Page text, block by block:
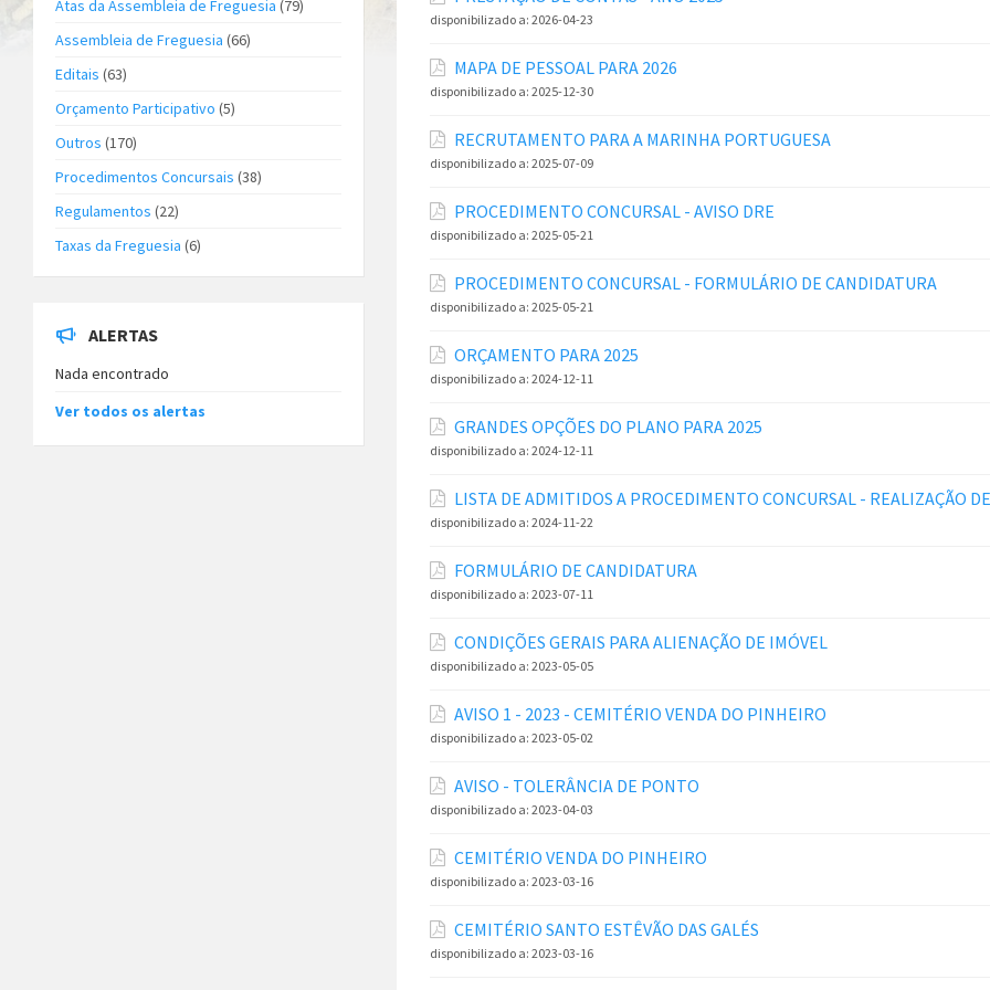
disponibilizado a: 2026-04-23
MAPA DE PESSOAL PARA 2026
disponibilizado a: 2025-12-30
RECRUTAMENTO PARA A MARINHA PORTUGUESA
disponibilizado a: 2025-07-09
PROCEDIMENTO CONCURSAL - AVISO DRE
disponibilizado a: 2025-05-21
PROCEDIMENTO CONCURSAL - FORMULÁRIO DE CANDIDATURA
disponibilizado a: 2025-05-21
ORÇAMENTO PARA 2025
disponibilizado a: 2024-12-11
GRANDES OPÇÕES DO PLANO PARA 2025
disponibilizado a: 2024-12-11
LISTA DE ADMITIDOS A PROCEDIMENTO CONCURSAL - REALIZAÇÃO
disponibilizado a: 2024-11-22
FORMULÁRIO DE CANDIDATURA
disponibilizado a: 2023-07-11
CONDIÇÕES GERAIS PARA ALIENAÇÃO DE IMÓVEL
disponibilizado a: 2023-05-05
AVISO 1 - 2023 - CEMITÉRIO VENDA DO PINHEIRO
disponibilizado a: 2023-05-02
AVISO - TOLERÂNCIA DE PONTO
disponibilizado a: 2023-04-03
CEMITÉRIO VENDA DO PINHEIRO
disponibilizado a: 2023-03-16
CEMITÉRIO SANTO ESTÊVÃO DAS GALÉS
disponibilizado a: 2023-03-16
Atas da Assembleia de Freguesia (79)
Assembleia de Freguesia (66)
Editais (63)
Orçamento Participativo (5)
Outros (170)
Procedimentos Concursais (38)
Regulamentos (22)
Taxas da Freguesia (6)
ALERTAS
Nada encontrado
Ver todos os alertas